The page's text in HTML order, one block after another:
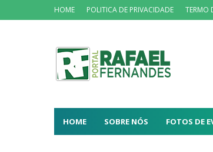
HOME POLITICA DE PRIVACIDADE TERMO
HOME SOBRE NÓS FOTOS DE